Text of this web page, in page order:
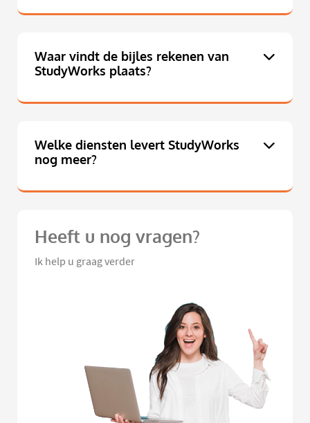
Waar vindt de bijles rekenen van
StudyWorks plaats?
Welke diensten levert StudyWorks
nog meer?
Heeft u nog vragen?
Ik help u graag verder